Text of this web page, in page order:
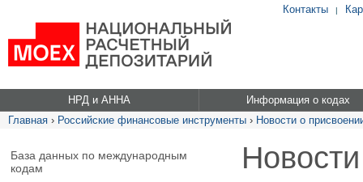
Контакты |
НРД и АННА
Информация о кодах
Главная › Российские финансовые инструменты › Новости о
База данных по международным
кодам